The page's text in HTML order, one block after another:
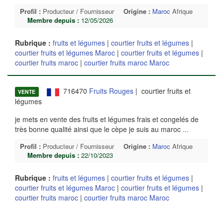
Profil : Producteur / Fournisseur Origine : Maroc Afrique
Membre depuis : 12/05/2026
Rubrique : fruits et légumes | courtier fruits et légumes |
courtier fruits et légumes Maroc | courtier fruits et légumes |
courtier fruits maroc | courtier fruits maroc Maroc
VENTE 716470 Fruits Rouges| courtier fruits et
légumes
je mets en vente des fruits et légumes frais et congelés de
très bonne qualité ainsi que le cèpe je suis au maroc ...
Profil : Producteur / Fournisseur Origine : Maroc Afrique
Membre depuis : 22/10/2023
Rubrique : fruits et légumes | courtier fruits et légumes |
courtier fruits et légumes Maroc | courtier fruits et légumes |
courtier fruits maroc | courtier fruits maroc Maroc